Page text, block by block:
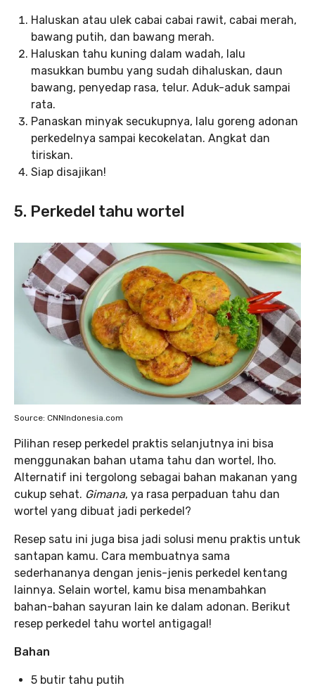
Haluskan atau ulek cabai cabai rawit, cabai merah,
bawang putih, dan bawang merah.
Haluskan tahu kuning dalam wadah, lalu
masukkan bumbu yang sudah dihaluskan, daun
bawang, penyedap rasa, telur. Aduk-aduk sampai
rata.
Panaskan minyak secukupnya, lalu goreng adonan
perkedelnya sampai kecokelatan. Angkat dan
tiriskan.
Siap disajikan!
5. Perkedel tahu wortel
Source: CNNIndonesia.com
Pilihan resep perkedel praktis selanjutnya ini bisa
menggunakan bahan utama tahu dan wortel, lho.
Alternatif ini tergolong sebagai bahan makanan yang
cukup sehat. Gimana, ya rasa perpaduan tahu dan
wortel yang dibuat jadi perkedel?
Resep satu ini juga bisa jadi solusi menu praktis untuk
santapan kamu. Cara membuatnya sama
sederhananya dengan jenis-jenis perkedel kentang
lainnya. Selain wortel, kamu bisa menambahkan
bahan-bahan sayuran lain ke dalam adonan. Berikut
resep perkedel tahu wortel antigagal!
Bahan
5 butir tahu putih